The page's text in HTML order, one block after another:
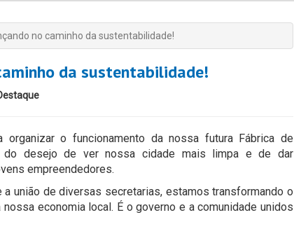
no caminho da sustentabilidade!
da sustentabilidade!
organizar o funcionamento da nossa futura Fábrica de
do desejo de ver nossa cidade mais limpa e de dar
empreendedores.
união de diversas secretarias, estamos transformando o
economia local. É o governo e a comunidade unidos